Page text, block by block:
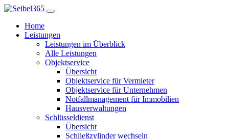
Home
Leistungen
Leistungen im Überblick
Alle Leistungen
Objektservice
Übersicht
Objektservice für Vermieter
Objektservice für Unternehmen
Notfallmanagement für Immobilien
Hausverwaltungen
Schlüsseldienst
Übersicht
Schließzylinder wechseln